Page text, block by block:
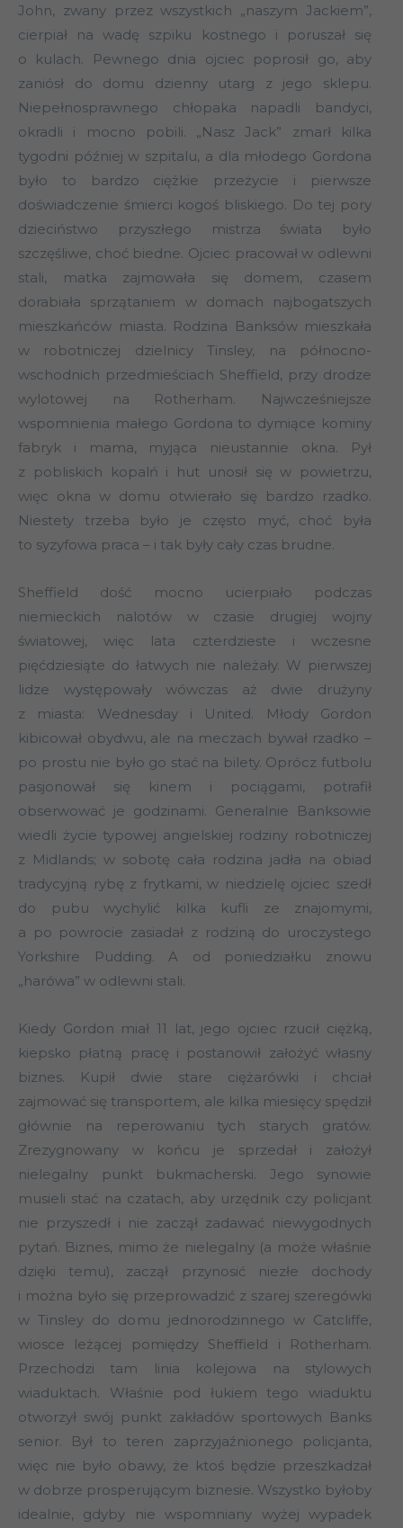
John, zwany przez wszystkich „naszym Jackiem”,
cierpiał na wadę szpiku kostnego i poruszał się
o kulach. Pewnego dnia ojciec poprosił go, aby
zaniósł do domu dzienny utarg z jego sklepu.
Niepełnosprawnego chłopaka napadli bandyci,
okradli i mocno pobili. „Nasz Jack” zmarł kilka
tygodni później w szpitalu, a dla młodego Gordona
było to bardzo ciężkie przeżycie i pierwsze
doświadczenie śmierci kogoś bliskiego. Do tej pory
dzieciństwo przyszłego mistrza świata było
szczęśliwe, choć biedne. Ojciec pracował w odlewni
stali, matka zajmowała się domem, czasem
dorabiała sprzątaniem w domach najbogatszych
mieszkańców miasta. Rodzina Banksów mieszkała
w robotniczej dzielnicy Tinsley, na północno-
wschodnich przedmieściach Sheffield, przy drodze
wylotowej na Rotherham. Najwcześniejsze
wspomnienia małego Gordona to dymiące kominy
fabryk i mama, myjąca nieustannie okna. Pył
z pobliskich kopalń i hut unosił się w powietrzu,
więc okna w domu otwierało się bardzo rzadko.
Niestety trzeba było je często myć, choć była
to syzyfowa praca – i tak były cały czas brudne.
Sheffield dość mocno ucierpiało podczas
niemieckich nalotów w czasie drugiej wojny
światowej, więc lata czterdzieste i wczesne
pięćdziesiąte do łatwych nie należały. W pierwszej
lidze występowały wówczas aż dwie drużyny
z miasta: Wednesday i United. Młody Gordon
kibicował obydwu, ale na meczach bywał rzadko –
po prostu nie było go stać na bilety. Oprócz futbolu
pasjonował się kinem i pociągami, potrafił
obserwować je godzinami. Generalnie Banksowie
wiedli życie typowej angielskiej rodziny robotniczej
z Midlands; w sobotę cała rodzina jadła na obiad
tradycyjną rybę z frytkami, w niedzielę ojciec szedł
do pubu wychylić kilka kufli ze znajomymi,
a po powrocie zasiadał z rodziną do uroczystego
Yorkshire Pudding. A od poniedziałku znowu
„harówa” w odlewni stali.
Kiedy Gordon miał 11 lat, jego ojciec rzucił ciężką,
kiepsko płatną pracę i postanowił założyć własny
biznes. Kupił dwie stare ciężarówki i chciał
zajmować się transportem, ale kilka miesięcy spędził
głównie na reperowaniu tych starych gratów.
Zrezygnowany w końcu je sprzedał i założył
nielegalny punkt bukmacherski. Jego synowie
musieli stać na czatach, aby urzędnik czy policjant
nie przyszedł i nie zaczął zadawać niewygodnych
pytań. Biznes, mimo że nielegalny (a może właśnie
dzięki temu), zaczął przynosić niezłe dochody
i można było się przeprowadzić z szarej szeregówki
w Tinsley do domu jednorodzinnego w Catcliffe,
wiosce leżącej pomiędzy Sheffield i Rotherham.
Przechodzi tam linia kolejowa na stylowych
wiaduktach. Właśnie pod łukiem tego wiaduktu
otworzył swój punkt zakładów sportowych Banks
senior. Był to teren zaprzyjaźnionego policjanta,
więc nie było obawy, że ktoś będzie przeszkadzał
w dobrze prosperującym biznesie. Wszystko byłoby
idealnie, gdyby nie wspomniany wyżej wypadek